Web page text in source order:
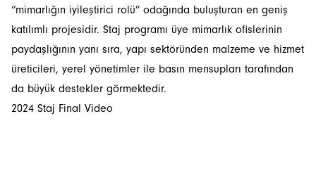
“mimarlığın iyileştirici rolü” odağında buluşturan en geniş
katılımlı projesidir. Staj programı üye mimarlık ofislerinin
paydaşlığının yanı sıra, yapı sektöründen malzeme ve hizmet
üreticileri, yerel yönetimler ile basın mensupları tarafından
da büyük destekler görmektedir.
2024 Staj Final Video